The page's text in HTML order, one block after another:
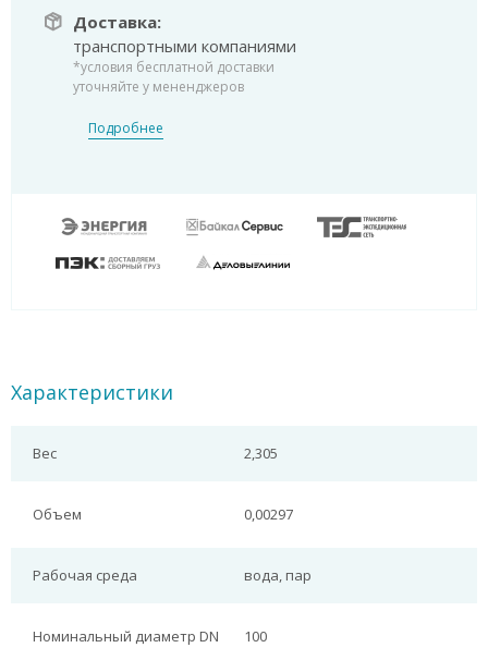
Доставка:
транспортными компаниями
*условия бесплатной доставки
уточняйте у мененджеров
Подробнее
Характеристики
Вес 2,305
Объем 0,00297
Рабочая среда вода, пар
Номинальный диаметр DN 100